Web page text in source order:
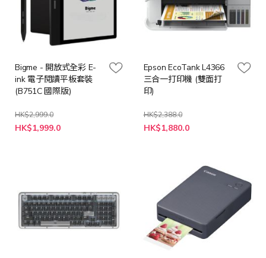
Bigme - 開放式全彩 E-
ink 電子閱讀平板套裝
(B751C 國際版)
HK$2,999.0
特
殊
HK$1,999.0
Epson EcoTank L4366
三合一打印機 (雙面打
印)
HK$2,388.0
特
殊
HK$1,880.0